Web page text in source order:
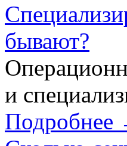
бывают?
и
Подробнее